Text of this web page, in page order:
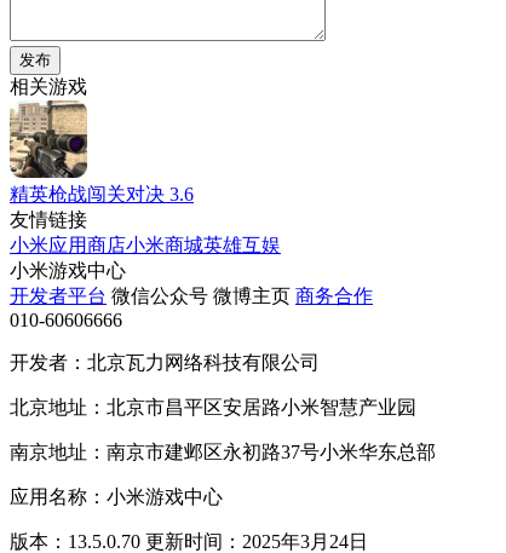
发布
相关游戏
精英枪战闯关对决 3.6
友情链接
小米应用商店小米商城英雄互娱
小米游戏中心
开发者平台 微信公众号 微博主页 商务合作
010-60606666
开发者：北京瓦力网络科技有限公司
北京地址：北京市昌平区安居路小米智慧产业园
南京地址：南京市建邺区永初路37号小米华东总部
应用名称：小米游戏中心
版本：13.5.0.70 更新时间：2025年3月24日